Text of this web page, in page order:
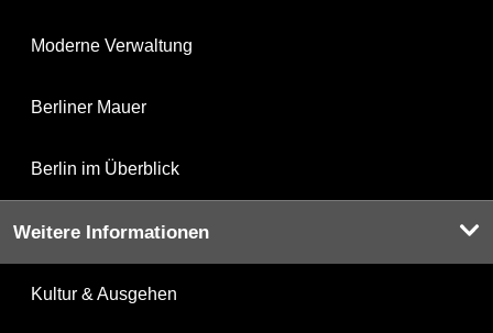
Moderne Verwaltung
Berliner Mauer
Berlin im Überblick
Weitere Informationen
Kultur & Ausgehen